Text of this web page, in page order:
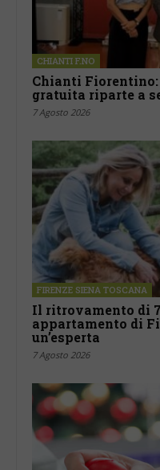
CHIANTI F.NO
Chianti
gratuita riparte a
7 Agosto 2026
FIRENZE SIENA TOSCANA
Il ritrovamento di
appartamento di
un’esperta
7 Agosto 2026